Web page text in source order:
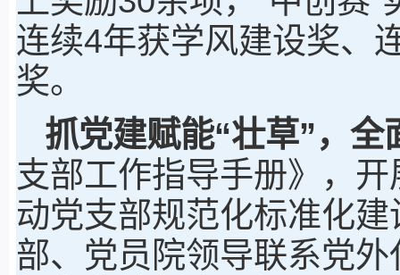
连续4年获学风建设奖、
奖。
抓党建赋能“壮草”， 全
支部工作指导手册》，
动党支部规范化标准化
部、党员院领导联系党